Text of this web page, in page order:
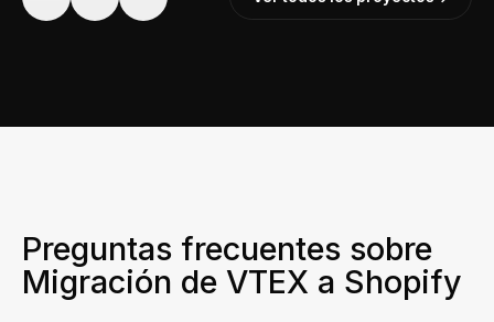
Preguntas frecuentes sobre
Migración de VTEX a Shopify